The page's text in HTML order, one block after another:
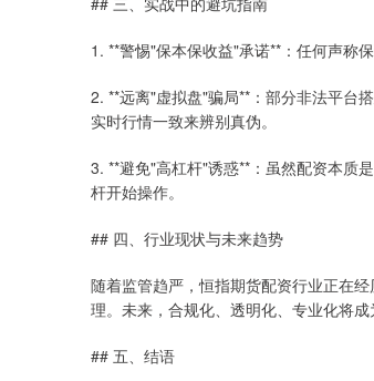
1. **警惕"保本保收益"承诺**：任何声称
2. **远离"虚拟盘"骗局**：部分非法平台
实时行情一致来辨别真伪。
3. **避免"高杠杆"诱惑**：虽然配资本质
杆开始操作。
## 四、行业现状与未来趋势
随着监管趋严，恒指期货配资行业正在
理。未来，合规化、透明化、专业化将
## 五、结语